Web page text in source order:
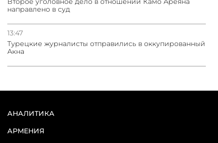
направлено в суд
13:47
Турецкие журналисты отправились в оккупированный
Акна
АНАЛИТИКА
АРМЕНИЯ